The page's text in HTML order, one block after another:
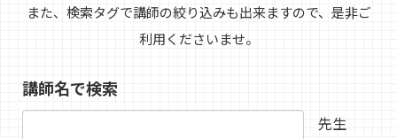
また、検索タグで講師の絞り込みも出来ますので、是非ご
利用くださいませ。
講師名で検索
先生